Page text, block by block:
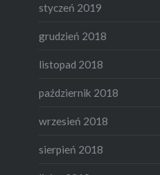
styczeń 2019
grudzień 2018
listopad 2018
październik 2018
wrzesień 2018
sierpień 2018